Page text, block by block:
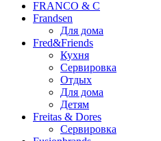
FRANCO & C
Frandsen
Для дома
Fred&Friends
Кухня
Сервировка
Отдых
Для дома
Детям
Freitas & Dores
Сервировка